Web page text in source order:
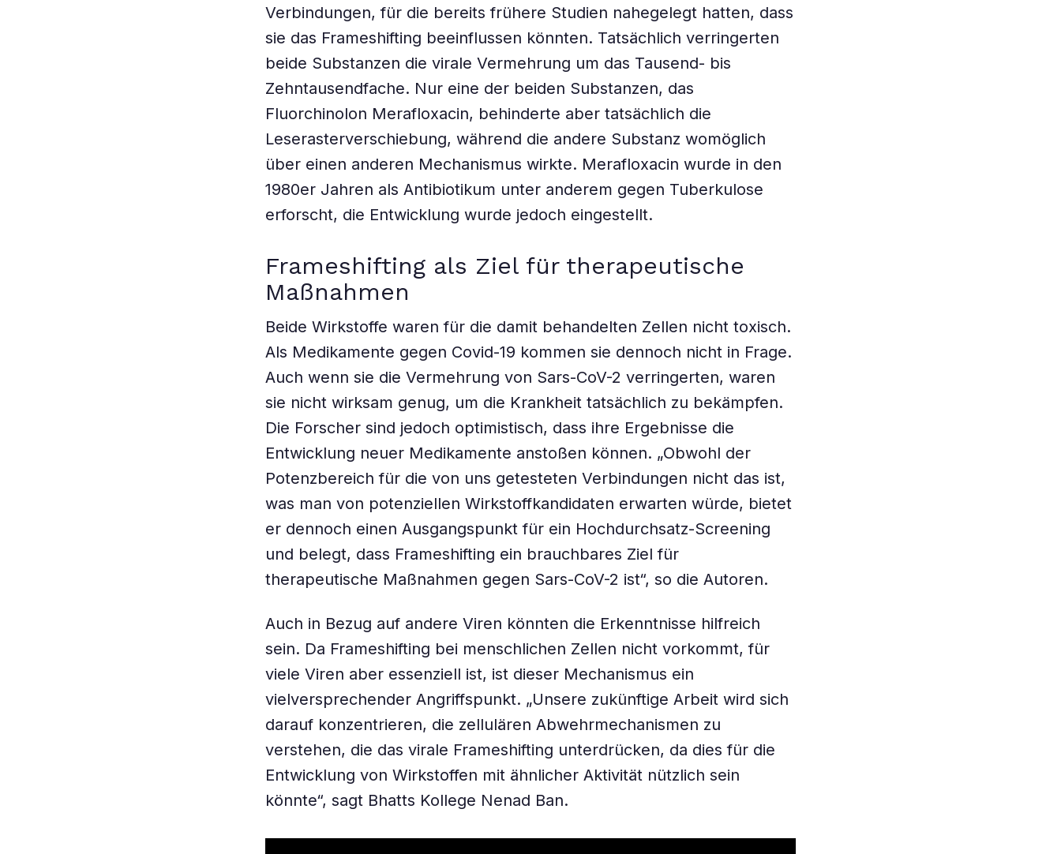
Verbindungen, für die bereits frühere Studien nahegelegt hatten, dass
sie das Frameshifting beeinflussen könnten. Tatsächlich verringerten
beide Substanzen die virale Vermehrung um das Tausend- bis
Zehntausendfache. Nur eine der beiden Substanzen, das
Fluorchinolon Merafloxacin, behinderte aber tatsächlich die
Leserasterverschiebung, während die andere Substanz womöglich
über einen anderen Mechanismus wirkte. Merafloxacin wurde in den
1980er Jahren als Antibiotikum unter anderem gegen Tuberkulose
erforscht, die Entwicklung wurde jedoch eingestellt.
Frameshifting als Ziel für therapeutische
Maßnahmen
Beide Wirkstoffe waren für die damit behandelten Zellen nicht toxisch.
Als Medikamente gegen Covid-19 kommen sie dennoch nicht in Frage.
Auch wenn sie die Vermehrung von Sars-CoV-2 verringerten, waren
sie nicht wirksam genug, um die Krankheit tatsächlich zu bekämpfen.
Die Forscher sind jedoch optimistisch, dass ihre Ergebnisse die
Entwicklung neuer Medikamente anstoßen können. „Obwohl der
Potenzbereich für die von uns getesteten Verbindungen nicht das ist,
was man von potenziellen Wirkstoffkandidaten erwarten würde, bietet
er dennoch einen Ausgangspunkt für ein Hochdurchsatz-Screening
und belegt, dass Frameshifting ein brauchbares Ziel für
therapeutische Maßnahmen gegen Sars-CoV-2 ist“, so die Autoren.
Auch in Bezug auf andere Viren könnten die Erkenntnisse hilfreich
sein. Da Frameshifting bei menschlichen Zellen nicht vorkommt, für
viele Viren aber essenziell ist, ist dieser Mechanismus ein
vielversprechender Angriffspunkt. „Unsere zukünftige Arbeit wird sich
darauf konzentrieren, die zellulären Abwehrmechanismen zu
verstehen, die das virale Frameshifting unterdrücken, da dies für die
Entwicklung von Wirkstoffen mit ähnlicher Aktivität nützlich sein
könnte“, sagt Bhatts Kollege Nenad Ban.